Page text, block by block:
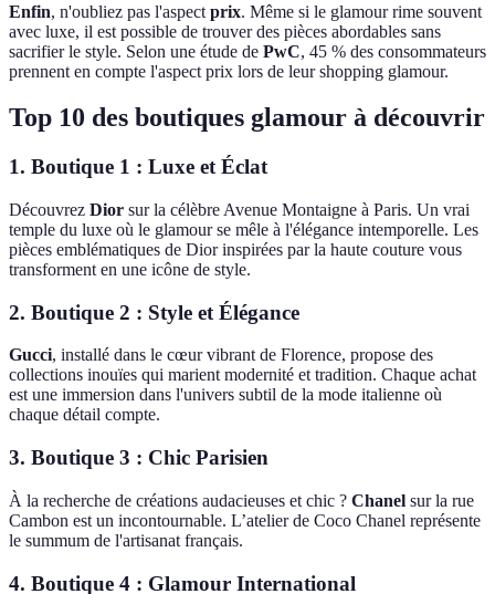
Enfin, n'oubliez pas l'aspect prix. Même si le glamour rime souvent
avec luxe, il est possible de trouver des pièces abordables sans
sacrifier le style. Selon une étude de PwC, 45 % des consommateurs
prennent en compte l'aspect prix lors de leur shopping glamour.
Top 10 des boutiques glamour à découvrir
1. Boutique 1 : Luxe et Éclat
Découvrez Dior sur la célèbre Avenue Montaigne à Paris. Un vrai
temple du luxe où le glamour se mêle à l'élégance intemporelle. Les
pièces emblématiques de Dior inspirées par la haute couture vous
transforment en une icône de style.
2. Boutique 2 : Style et Élégance
Gucci, installé dans le cœur vibrant de Florence, propose des
collections inouïes qui marient modernité et tradition. Chaque achat
est une immersion dans l'univers subtil de la mode italienne où
chaque détail compte.
3. Boutique 3 : Chic Parisien
À la recherche de créations audacieuses et chic ? Chanel sur la rue
Cambon est un incontournable. L’atelier de Coco Chanel représente
le summum de l'artisanat français.
4. Boutique 4 : Glamour International